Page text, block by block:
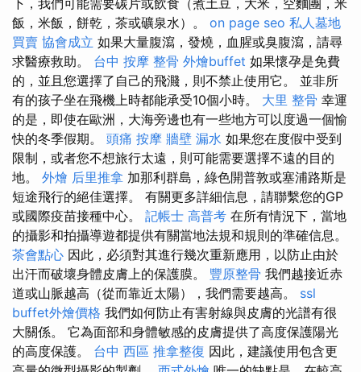
下，我們可能需要碳片或飲食（煮土豆，大米，空麵團，米
飯，米飯，餅乾，茶或礦泉水）。 on page seo 私人墓地
買賣 協會成立 如果大量腹瀉，發燒，血腥或臭腹瀉，請尋
求醫療救助。 台中 按摩 整骨 外燴buffet 如果懷孕是免費
的，並且您選擇了自己的飛濺，則不禁止使用它。 並非所
有的孩子坐在飛機上時都能承受10個小時。 大里 整骨 幸運
的是，即使在歐洲，大海旁邊也有一些地方可以度過一個愉
快的冬季假期。 頭痛 按摩 牆壁 漏水 如果您在度假中受到
限制，或者您不想旅行太遠，則可能需要選擇不遠的目的
地。 外燴 后里推拿 加那利群島，綠色開普敦或塞浦路斯是
短途飛行的絕佳選擇。 有關更多詳細信息，請聯繫您的GP
或國際疫苗接種中心。 記帳士 高普考 在所有情況下，當地
的攝影和拍攝導遊都提供有關當地法規和規則的準確信息。
茶會點心 因此，必須對其進行幾次重新應用，以防止由於
出汗而破壞身體皮膚上的保護膜。 豐原整骨 我們越接近赤
道或山脈越高（從而靠近太陽），我們需要越高。 ssl
buffet外燴價格 我們如何防止有害射線與皮膚的光譜有很
大關係。 它為面部和身體敏感的皮膚提供了高度保護陽光
的高度保護。 台中 西區 推拿整復 因此，建議使用包含更